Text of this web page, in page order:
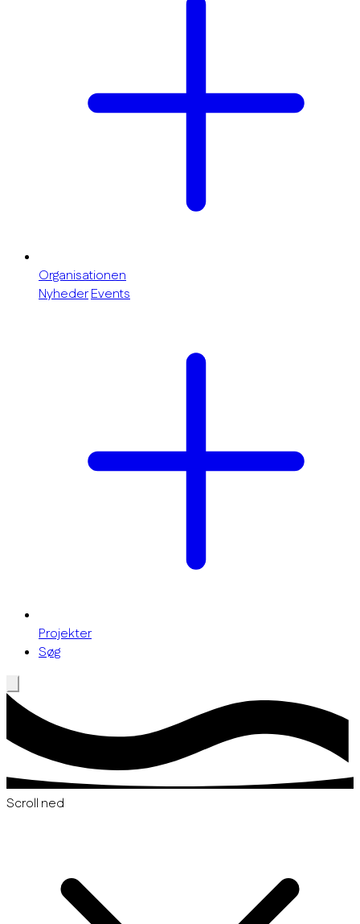
Organisationen
NyhederEvents
Projekter
Søg
Scroll ned